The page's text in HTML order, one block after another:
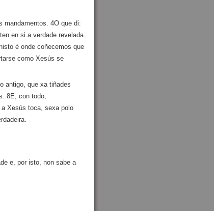
mandamentos. 4O que di:
en si a verdade revelada.
é onde coñecemos que
como Xesús se
antigo, que xa tiñades
8E, con todo,
Xesús toca, sexa polo
e, por isto, non sabe a